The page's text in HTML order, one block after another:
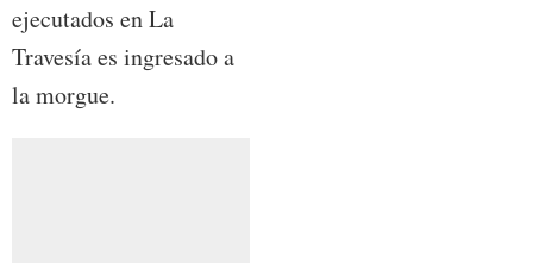
ejecutados en La
Travesía es ingresado a
la morgue.